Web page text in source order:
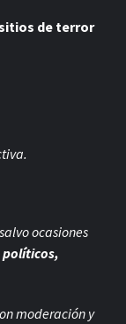
de terror
ocasiones
políticos,
moderación y